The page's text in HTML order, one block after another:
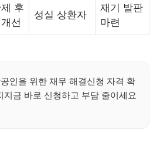
후
선
성실 상환자
재기 발판
마련
인을 위한 채무 해결신청 자격 확
지금 바로 신청하고 부담 줄이세요